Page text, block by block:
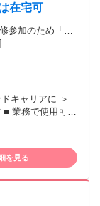
お持ちの方・
」 「子どもの
在宅可
参加のため「新
キャリアに ＞
･サービス業の
経験 ■ 営業推進･
（ホワイトカラ
を見る